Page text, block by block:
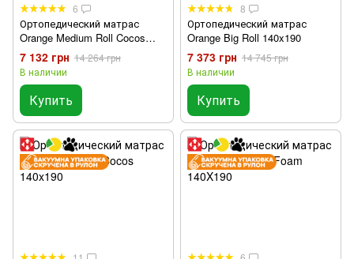
6
Ортопедический матрас
Orange Medium Roll Cocos
140x190
7 132 грн 14 264 грн
В наличии
Купить
8
Ортопедический матрас
Orange Big Roll 140x190
7 373 грн 14 745 грн
В наличии
Купить